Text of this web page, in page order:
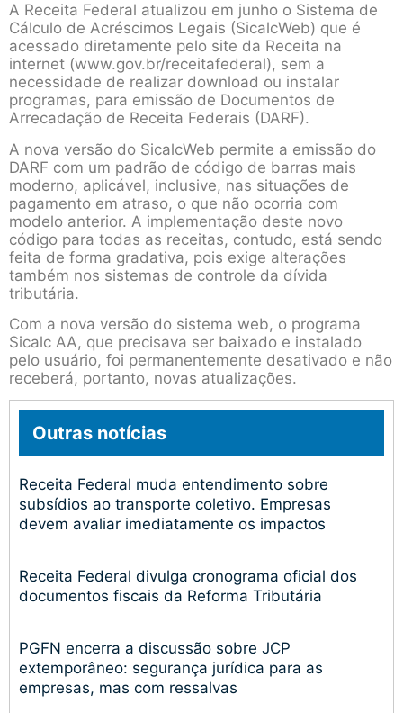
A Receita Federal atualizou em junho o Sistema de
Cálculo de Acréscimos Legais (SicalcWeb) que é
acessado diretamente pelo site da Receita na
internet (www.gov.br/receitafederal), sem a
necessidade de realizar download ou instalar
programas, para emissão de Documentos de
Arrecadação de Receita Federais (DARF).
A nova versão do SicalcWeb permite a emissão do
DARF com um padrão de código de barras mais
moderno, aplicável, inclusive, nas situações de
pagamento em atraso, o que não ocorria com
modelo anterior. A implementação deste novo
código para todas as receitas, contudo, está sendo
feita de forma gradativa, pois exige alterações
também nos sistemas de controle da dívida
tributária.
Com a nova versão do sistema web, o programa
Sicalc AA, que precisava ser baixado e instalado
pelo usuário, foi permanentemente desativado e não
receberá, portanto, novas atualizações.
Outras notícias
Receita Federal muda entendimento sobre
subsídios ao transporte coletivo. Empresas
devem avaliar imediatamente os impactos
Receita Federal divulga cronograma oficial dos
documentos fiscais da Reforma Tributária
PGFN encerra a discussão sobre JCP
extemporâneo: segurança jurídica para as
empresas, mas com ressalvas